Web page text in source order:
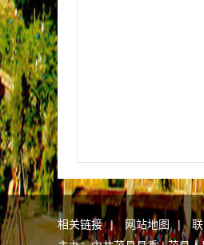
相关链接 | 网站地图 |